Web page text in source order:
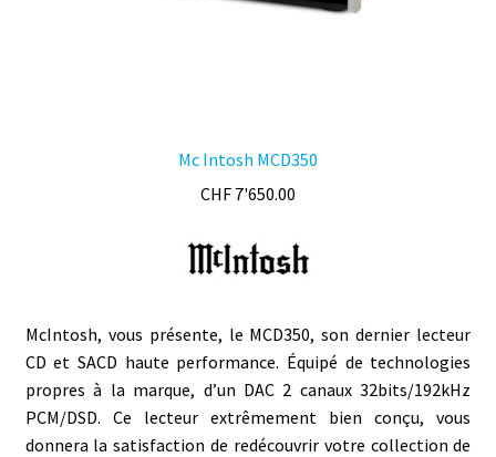
Mc Intosh MCD350
CHF 7'650.00
McIntosh, vous présente, le MCD350, son dernier lecteur
CD et SACD haute performance. Équipé de technologies
propres à la marque, d’un DAC 2 canaux 32bits/192kHz
PCM/DSD. Ce lecteur extrêmement bien conçu, vous
donnera la satisfaction de redécouvrir votre collection de